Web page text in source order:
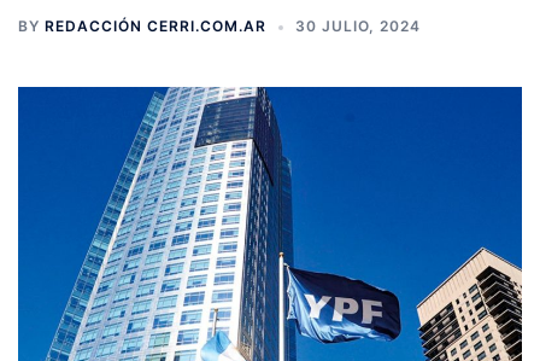
BY REDACCIÓN CERRI.COM.AR 30 JULIO, 2024